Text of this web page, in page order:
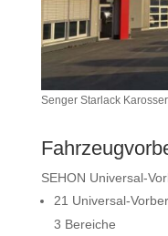
Senger Starlack
SEHON Universal-
21 Universal-
3 Bereiche